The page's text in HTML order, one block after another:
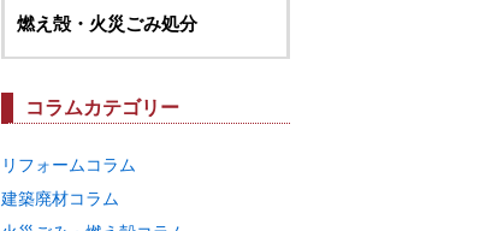
燃え殻・火災ごみ処分
コラムカテゴリー
リフォームコラム
建築廃材コラム